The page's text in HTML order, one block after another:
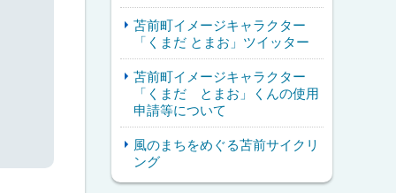
苫前町イメージキャラクター
「くまだ とまお」ツイッター
苫前町イメージキャラクター
「くまだ とまお」くんの使用
申請等について
風のまちをめぐる苫前サイクリ
ング